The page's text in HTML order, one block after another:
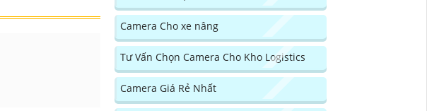
Camera Cho xe nâng
Tư Vấn Chọn Camera Cho Kho Logistics
Camera Giá Rẻ Nhất